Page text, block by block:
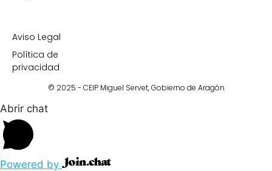
Aviso Legal
Política de
privacidad
© 2025 - CEIP Miguel Servet,Gobierno de Aragón
Abrir chat
Powered by